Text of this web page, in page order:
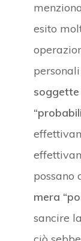
esito
possano
mera
sancire